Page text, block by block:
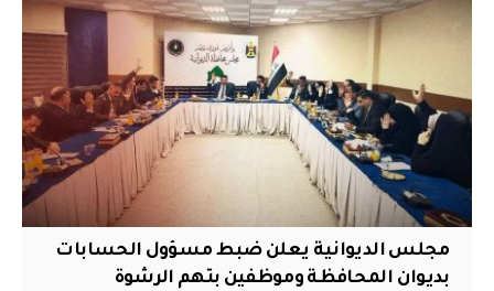
مجلس الديوانية يعلن ضبط مسؤول الحسابات
بديوان المحافظة وموظفين بتهم الرشوة